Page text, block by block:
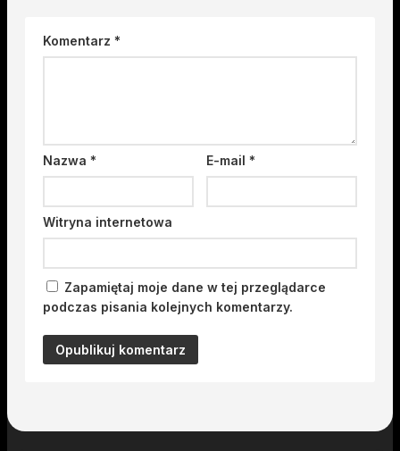
Komentarz *
Nazwa * E-mail*
Witryna internetowa
Zapamiętaj moje dane w tej przeglądarce
podczas pisania kolejnych komentarzy.